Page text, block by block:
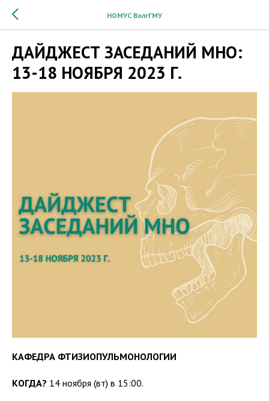
НОМУС ВолгГМУ
ДАЙДЖЕСТ ЗАСЕДАНИЙ МНО:
13-18 НОЯБРЯ 2023 Г.
КАФЕДРА ФТИЗИОПУЛЬМОНОЛОГИИ
КОГДА? 14 ноября (вт) в 15:00.